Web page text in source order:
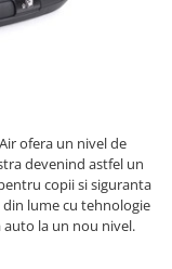
ofera un nivel de
devenind astfel un
copii si siguranta
din lume cu tehnologie
la un nou nivel.